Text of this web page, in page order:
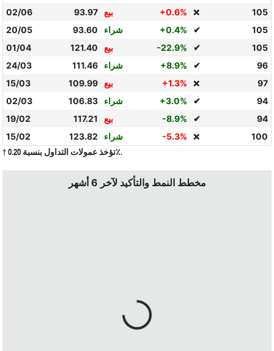
02/06
93.97 بيع +0.6% ❌
105
20/05
93.60 شراء +0.4% ✔
105
01/04
121.40 بيع -22.9% ✔
105
24/03
111.46 شراء +8.9% ✔
96
15/03
109.99 بيع +1.3% ❌
97
02/03
106.83 شراء +3.0% ✔
94
19/02
117.21 بيع -8.9% ✔
94
15/02
123.82 شراء -5.3% ❌ 100
† تؤخذ عمولات التداول بنسبة 0.20٪.
مخطط النمط والتأكيد لآخر 6 أشهر